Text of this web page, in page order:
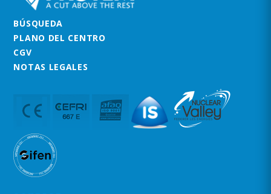
BÚSQUEDA
PLANO DEL CENTRO
CGV
NOTAS LEGALES